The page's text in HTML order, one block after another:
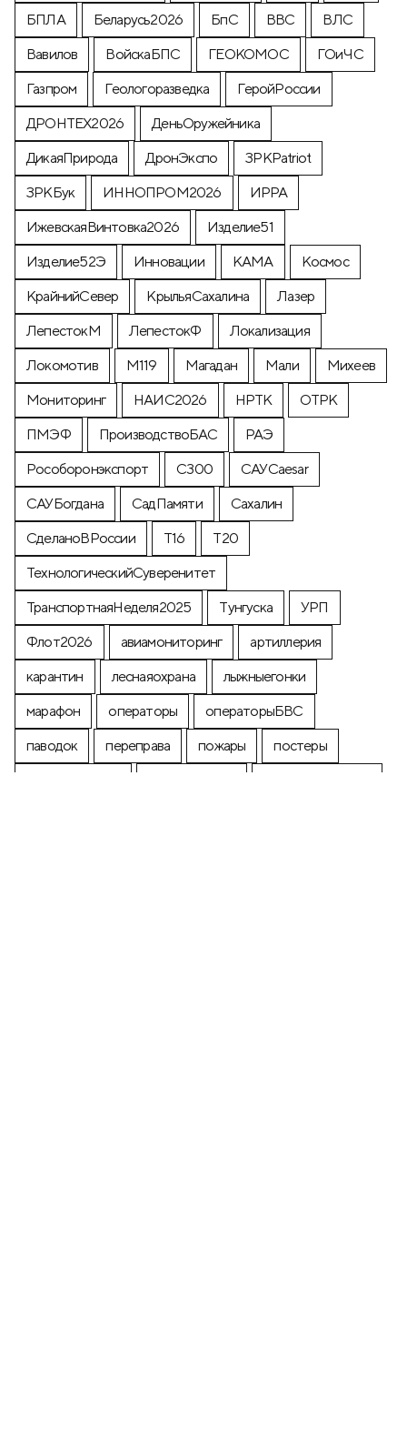
БПЛА
Беларусь2026 БпС ВВС
ВЛС
Вавилов
ВойскаБПС ГЕОКОМОС
ГОиЧС
Газпром
Геологоразведка
ГеройРоссии
ДРОНТЕХ2026
ДеньОружейника
ДикаяПрирода
ДронЭкспо
ЗРКPatriot
ЗРКБук
ИННОПРОМ2026
ИРРА
ИжевскаяВинтовка2026
Изделие51
Изделие52Э
Инновации КАМА
Космос
КрайнийСевер
КрыльяСахалина
Лазер
ЛепестокМ
ЛепестокФ
Локализация
Локомотив
М119 Магадан Мали
Михеев
Мониторинг
НАИС2026 НРТК
ОТРК
ПМЭФ
ПроизводствоБАС
РАЭ
Рособоронэкспорт
С300
САУCaesar
САУБогдана
СадПамяти
Сахалин
СделаноВРоссии
Т16
Т20
ТехнологическийСуверенитет
ТранспортнаяНеделя2025
Тунгуска
УРП
Флот2026
авиамониторинг
артиллерия
карантин
леснаяохрана
лыжныегонки
марафон
операторы
операторыБВС
паводок
переправа пожары
постеры